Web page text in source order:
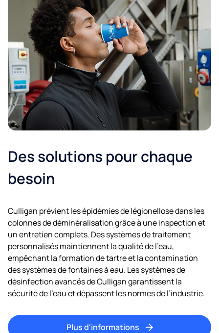
Des solutions pour chaque
besoin
Culligan prévient les épidémies de légionellose dans les
colonnes de déminéralisation grâce à une inspection et
un entretien complets. Des systèmes de traitement
personnalisés maintiennent la qualité de l’eau,
empêchant la formation de tartre et la contamination
des systèmes de fontaines à eau. Les systèmes de
désinfection avancés de Culligan garantissent la
sécurité de l’eau et dépassent les normes de l’industrie.
Plus d'informations